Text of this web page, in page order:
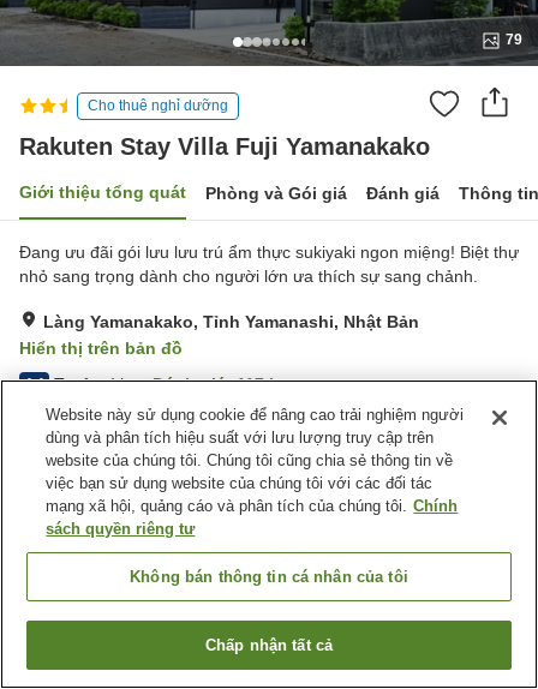
79
Cho thuê nghỉ dưỡng
Rakuten Stay Villa Fuji Yamanakako
Giới thiệu tổng quát Phòng và Gói giá Đánh giá Thông
Đang ưu đãi gói lưu lưu trú ẩm thực sukiyaki ngon miệng! Biệt thự
nhỏ sang trọng dành cho người lớn ưa thích sự sang chảnh.
Làng Yamanakako, Tỉnh Yamanashi, Nhật Bản
Hiển thị trên bản đồ
4.4 Tuyệt vời Đánh giá:117lượt
Tiện nghi chỗ nghỉ
Wi-Fi
Bể sục
Hoàn toàn không hút thuốc
Bãi đỗ xe miễn phí
Nhật Bản Tỉnh Yamanashi
Làng Yamanakako
Rakuten Stay Villa Fuji Yamanakako
Tìm phòng trống
Website này sử dụng cookie để nâng cao trải nghiệm người
dùng và phân tích hiệu suất với lưu lượng truy cập trên
website của chúng tôi. Chúng tôi cũng chia sẻ thông tin về
việc bạn sử dụng website của chúng tôi với các đối tác
mạng xã hội, quảng cáo và phân tích của chúng tôi. Chính
sách quyền riêng tư
Không bán thông tin cá nhân của tôi
Chấp nhận tất cả